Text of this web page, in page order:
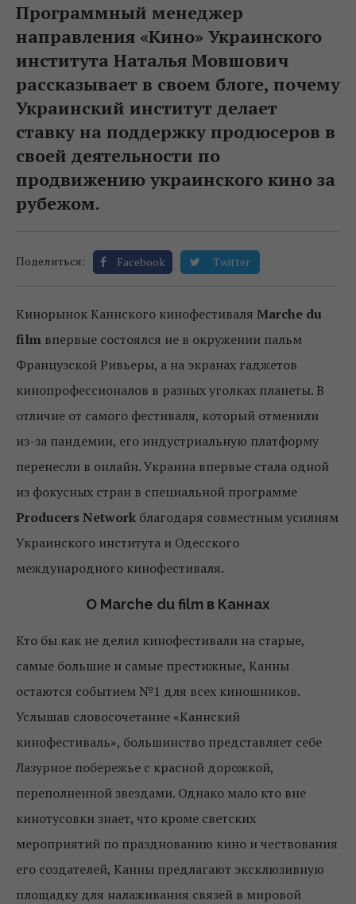
Программный менеджер
направления «Кино» Украинского
института Наталья Мовшович
рассказывает в своем блоге, почему
Украинский институт делает
ставку на поддержку продюсеров в
своей деятельности по
продвижению украинского кино за
рубежом.
Поделиться: Facebook Twitter
Кинорынок Каннского кинофестиваля Marche du
film впервые состоялся не в окружении пальм
Французской Ривьеры, а на экранах гаджетов
кинопрофессионалов в разных уголках планеты. В
отличие от самого фестиваля, который отменили
из-за пандемии, его индустриальную платформу
перенесли в онлайн. Украина впервые стала одной
из фокусных стран в специальной программе
Producers Network благодаря совместным усилиям
Украинского института и Одесского
международного кинофестиваля.
О Marche du film в Каннах
Кто бы как не делил кинофестивали на старые,
самые большие и самые престижные, Канны
остаются событием №1 для всех киношников.
Услышав словосочетание «Каннский
кинофестиваль», большинство представляет себе
Лазурное побережье с красной дорожкой,
переполненной звездами. Однако мало кто вне
кинотусовки знает, что кроме светских
мероприятий по празднованию кино и чествования
его создателей, Канны предлагают эксклюзивную
площадку для налаживания связей в мировой